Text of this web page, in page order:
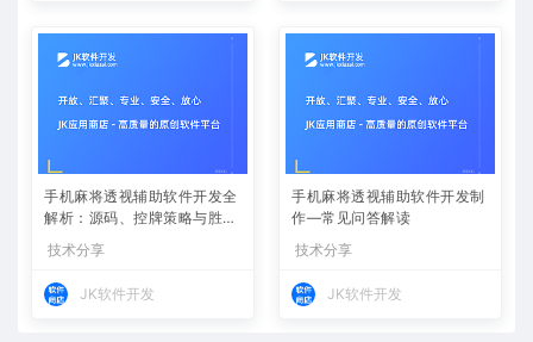
手机麻将透视辅助软件开发全
解析：源码、控牌策略与胜率
技术分享
JK软件开发
手机麻将透视辅助软件开发制
作—常见问答解读
技术分享
JK软件开发